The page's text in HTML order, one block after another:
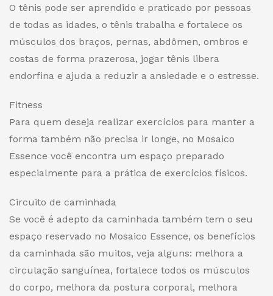
O tênis pode ser aprendido e praticado por pessoas
de todas as idades, o tênis trabalha e fortalece os
músculos dos braços, pernas, abdômen, ombros e
costas de forma prazerosa, jogar tênis libera
endorfina e ajuda a reduzir a ansiedade e o estresse.
Fitness
Para quem deseja realizar exercícios para manter a
forma também não precisa ir longe, no Mosaico
Essence você encontra um espaço preparado
especialmente para a prática de exercícios físicos.
Circuito de caminhada
Se você é adepto da caminhada também tem o seu
espaço reservado no Mosaico Essence, os benefícios
da caminhada são muitos, veja alguns: melhora a
circulação sanguínea, fortalece todos os músculos
do corpo, melhora da postura corporal, melhora